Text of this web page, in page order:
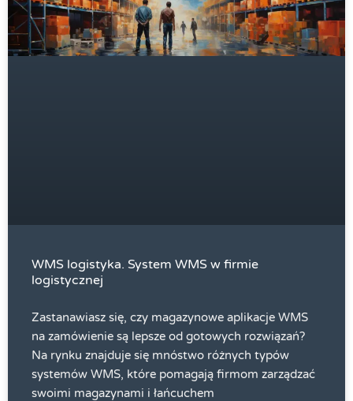
WMS logistyka. System WMS w firmie
logistycznej
Zastanawiasz się, czy magazynowe aplikacje WMS
na zamówienie są lepsze od gotowych rozwiązań?
Na rynku znajduje się mnóstwo różnych typów
systemów WMS, które pomagają firmom zarządzać
swoimi magazynami i łańcuchem